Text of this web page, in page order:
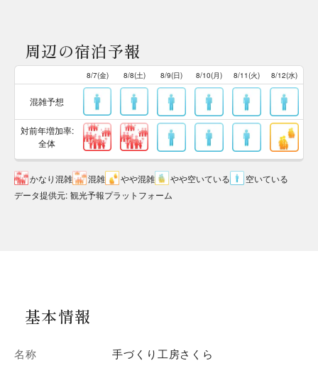
周辺の宿泊予報
8/7(金) 8/8(土) 8/9(日) 8/10(月) 8/11(火) 8/12(水)
混雑予想
対前年増加率:
全体
かなり混雑 混雑 やや混雑 やや空いている
空いている
データ提供元: 観光予報プラットフォーム
基本情報
名称 手づくり工房さくら